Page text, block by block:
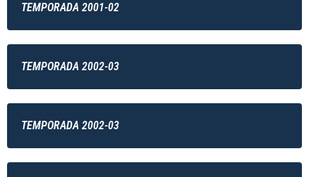
TEMPORADA 2001-02
TEMPORADA 2002-03
TEMPORADA 2002-03